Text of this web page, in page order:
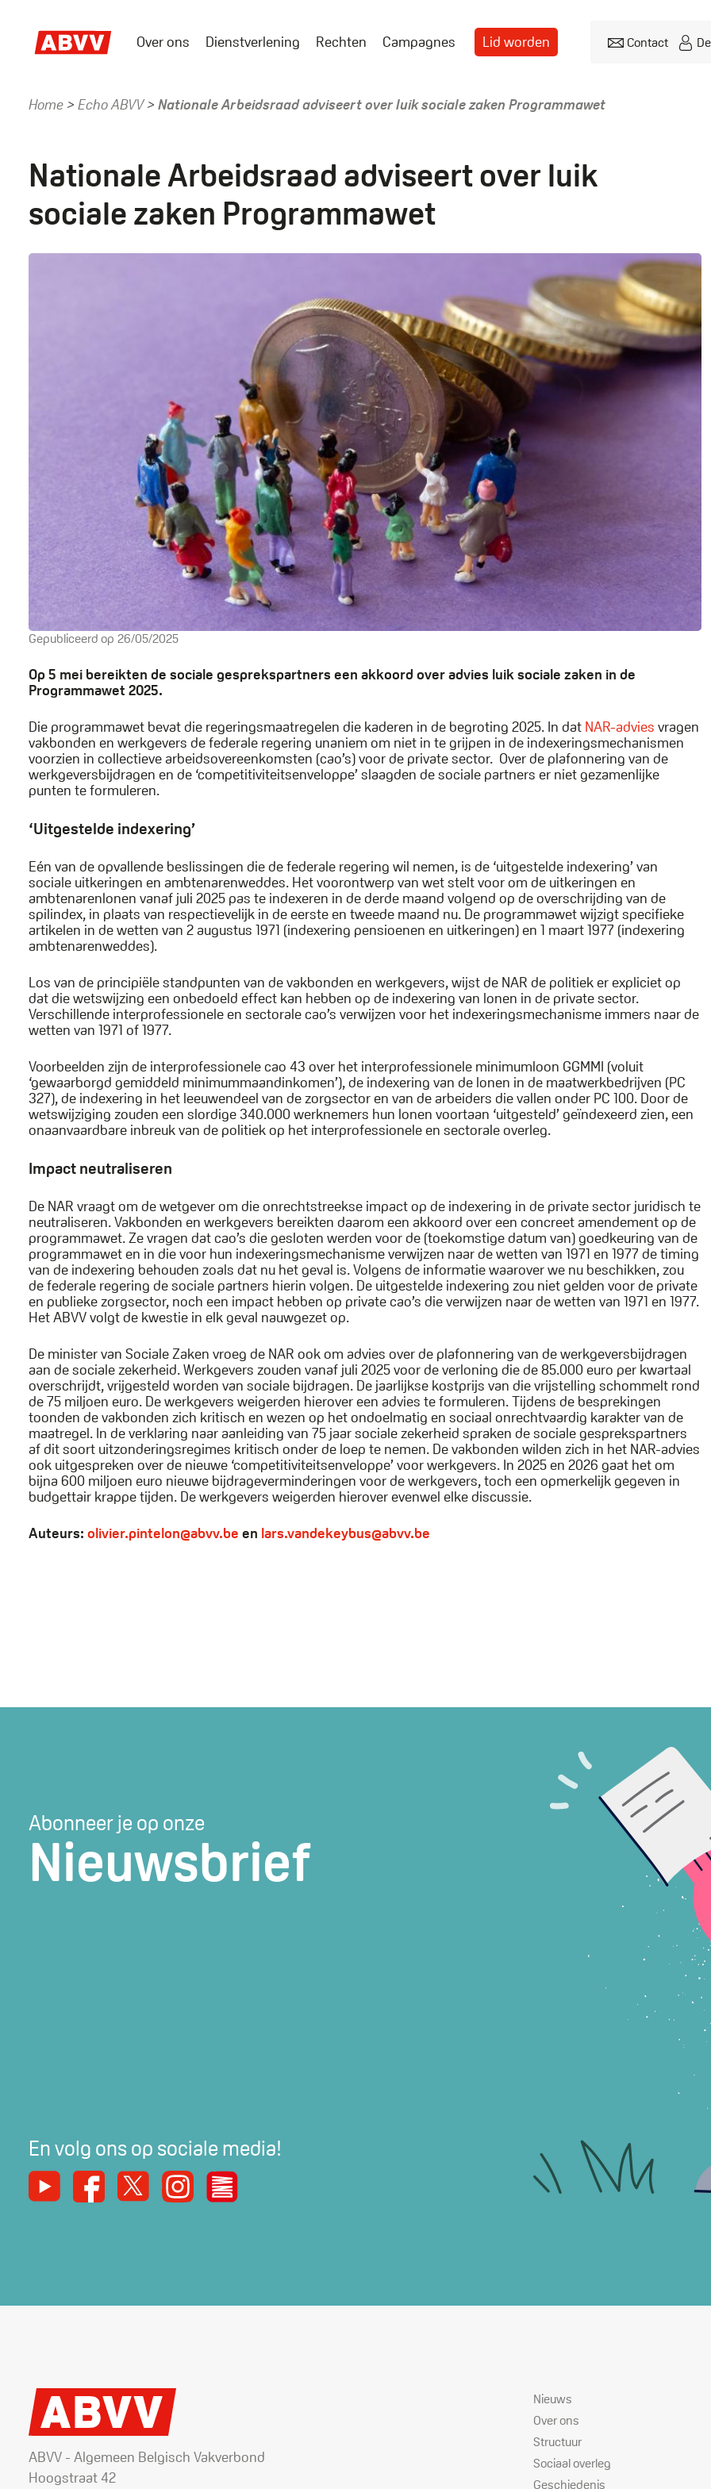
Over ons Dienstverlening Rechten Campagnes Lid worden Contact
Home Echo ABVV Nationale Arbeidsraad adviseert over luik sociale zaken Programmawet
Nationale Arbeidsraad adviseert over luik
sociale zaken Programmawet
Gepubliceerd op 26/05/2025
Op 5 mei bereikten de sociale gesprekspartners een akkoord over advies luik sociale zaken in de
Programmawet 2025.
Die programmawet bevat die regeringsmaatregelen die kaderen in de begroting 2025. In dat NAR-advies vragen
vakbonden en werkgevers de federale regering unaniem om niet in te grijpen in de indexeringsmechanismen
voorzien in collectieve arbeidsovereenkomsten (cao’s) voor de private sector. Over de plafonnering van de
werkgeversbijdragen en de ‘competitiviteitsenveloppe’ slaagden de sociale partners er niet gezamenlijke
punten te formuleren.
‘Uitgestelde indexering’
Eén van de opvallende beslissingen die de federale regering wil nemen, is de ‘uitgestelde indexering’ van
sociale uitkeringen en ambtenarenweddes. Het voorontwerp van wet stelt voor om de uitkeringen en
ambtenarenlonen vanaf juli 2025 pas te indexeren in de derde maand volgend op de overschrijding van de
spilindex, in plaats van respectievelijk in de eerste en tweede maand nu. De programmawet wijzigt specifieke
artikelen in de wetten van 2 augustus 1971 (indexering pensioenen en uitkeringen) en 1 maart 1977 (indexering
ambtenarenweddes).
Los van de principiële standpunten van de vakbonden en werkgevers, wijst de NAR de politiek er expliciet op
dat die wetswijzing een onbedoeld effect kan hebben op de indexering van lonen in de private sector.
Verschillende interprofessionele en sectorale cao’s verwijzen voor het indexeringsmechanisme immers naar de
wetten van 1971 of 1977.
Voorbeelden zijn de interprofessionele cao 43 over het interprofessionele minimumloon GGMMI (voluit
‘gewaarborgd gemiddeld minimummaandinkomen’), de indexering van de lonen in de maatwerkbedrijven (PC
327), de indexering in het leeuwendeel van de zorgsector en van de arbeiders die vallen onder PC 100. Door de
wetswijziging zouden een slordige 340.000 werknemers hun lonen voortaan ‘uitgesteld’ geïndexeerd zien, een
onaanvaardbare inbreuk van de politiek op het interprofessionele en sectorale overleg.
Impact neutraliseren
De NAR vraagt om de wetgever om die onrechtstreekse impact op de indexering in de private sector juridisch te
neutraliseren. Vakbonden en werkgevers bereikten daarom een akkoord over een concreet amendement op de
programmawet. Ze vragen dat cao’s die gesloten werden voor de (toekomstige datum van) goedkeuring van de
programmawet en in die voor hun indexeringsmechanisme verwijzen naar de wetten van 1971 en 1977 de timing
van de indexering behouden zoals dat nu het geval is. Volgens de informatie waarover we nu beschikken, zou
de federale regering de sociale partners hierin volgen. De uitgestelde indexering zou niet gelden voor de private
en publieke zorgsector, noch een impact hebben op private cao’s die verwijzen naar de wetten van 1971 en 1977.
Het ABVV volgt de kwestie in elk geval nauwgezet op.
De minister van Sociale Zaken vroeg de NAR ook om advies over de plafonnering van de werkgeversbijdragen
aan de sociale zekerheid. Werkgevers zouden vanaf juli 2025 voor de verloning die de 85.000 euro per kwartaal
overschrijdt, vrijgesteld worden van sociale bijdragen. De jaarlijkse kostprijs van die vrijstelling schommelt rond
de 75 miljoen euro. De werkgevers weigerden hierover een advies te formuleren. Tijdens de besprekingen
toonden de vakbonden zich kritisch en wezen op het ondoelmatig en sociaal onrechtvaardig karakter van de
maatregel. In de verklaring naar aanleiding van 75 jaar sociale zekerheid spraken de sociale gesprekspartners
af dit soort uitzonderingsregimes kritisch onder de loep te nemen. De vakbonden wilden zich in het NAR-advies
ook uitgespreken over de nieuwe ‘competitiviteitsenveloppe’ voor werkgevers. In 2025 en 2026 gaat het om
bijna 600 miljoen euro nieuwe bijdrageverminderingen voor de werkgevers, toch een opmerkelijk gegeven in
budgettair krappe tijden. De werkgevers weigerden hierover evenwel elke discussie.
Auteurs: olivier.pintelon@abvv.be en lars.vandekeybus@abvv.be
Abonneer je op onze
Nieuwsbrief
En volg ons op sociale media!
YoutubeFacebook
X InstagramDe Nieuwe Werker
ABVV - Algemeen Belgisch Vakverbond
Hoogstraat 42
Sitemap
Nieuws
Over ons
Structuur
Sociaal overleg
Geschiedenis